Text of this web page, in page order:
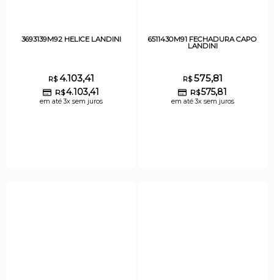
3693139M92 HELICE LANDINI
R$4.103,41
R$4.103,41
em até 3x sem juros
6511430M91 FECHADURA CAPO
LANDINI
R$575,81
R$575,81
em até 3x sem juros